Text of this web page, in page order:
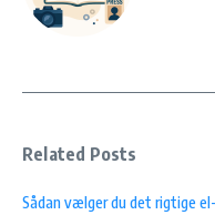
Related Posts
Sådan vælger du det rigtige